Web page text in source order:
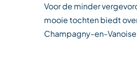
Voor de minder
mooie tochten biedt
Champagny-en-